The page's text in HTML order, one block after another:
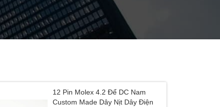
12 Pin Molex 4.2 Để DC Nam
Custom Made Dây Nịt Dây Điện